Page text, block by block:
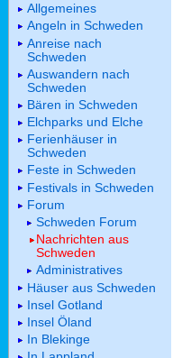
Allgemeines
Angeln in Schweden
Anreise nach
Schweden
Auswandern nach
Schweden
Bären in Schweden
Elchparks und Elche
Ferienhäuser in
Schweden
Feste in Schweden
Festivals in Schweden
Forum
Schweden Forum
Nachrichten aus
Schweden
Administratives
Häuser aus Schweden
Insel Gotland
Insel Öland
In Blekinge